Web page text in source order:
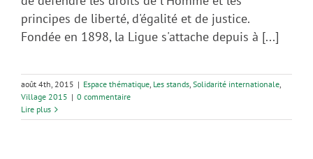
principes de liberté, d'égalité et de justice.
Fondée en 1898, la Ligue s'attache depuis à [...]
août 4th, 2015 | Espace thématique Les stands Solidarité internationale
Village 2015 | 0 commentaire
Lire plus